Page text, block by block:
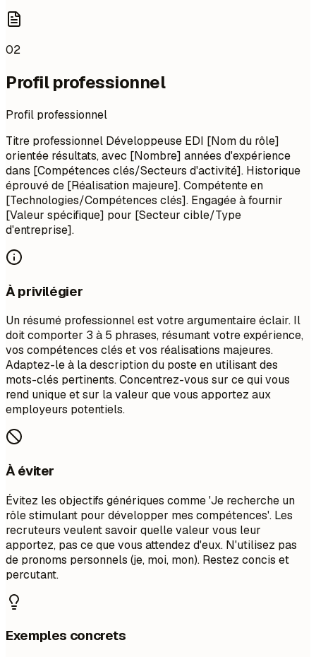
02
Profil professionnel
Profil professionnel
Titre professionnel Développeuse EDI [Nom du rôle]
orientée résultats, avec [Nombre] années d'expérience
dans [Compétences clés/Secteurs d'activité]. Historique
éprouvé de [Réalisation majeure]. Compétente en
[Technologies/Compétences clés]. Engagée à fournir
[Valeur spécifique] pour [Secteur cible/Type
d'entreprise].
À privilégier
Un résumé professionnel est votre argumentaire éclair. Il
doit comporter 3 à 5 phrases, résumant votre expérience,
vos compétences clés et vos réalisations majeures.
Adaptez-le à la description du poste en utilisant des
mots-clés pertinents. Concentrez-vous sur ce qui vous
rend unique et sur la valeur que vous apportez aux
employeurs potentiels.
À éviter
Évitez les objectifs génériques comme 'Je recherche un
rôle stimulant pour développer mes compétences'. Les
recruteurs veulent savoir quelle valeur vous leur
apportez, pas ce que vous attendez d'eux. N'utilisez pas
de pronoms personnels (je, moi, mon). Restez concis et
percutant.
Exemples concrets